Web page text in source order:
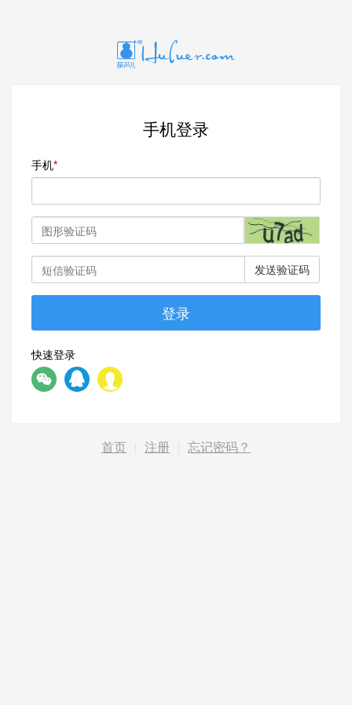
手机登录
手机
发送验证码
登录
快速登录
首页 注册 忘记密码？